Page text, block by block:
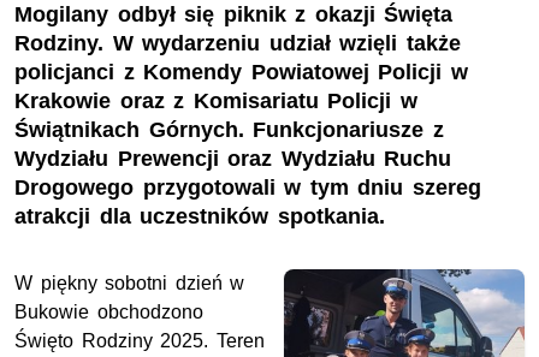
Mogilany odbył się piknik z okazji Święta
Rodziny. W wydarzeniu udział wzięli także
policjanci z Komendy Powiatowej Policji w
Krakowie oraz z Komisariatu Policji w
Świątnikach Górnych. Funkcjonariusze z
Wydziału Prewencji oraz Wydziału Ruchu
Drogowego przygotowali w tym dniu szereg
atrakcji dla uczestników spotkania.
W piękny sobotni dzień w
Bukowie obchodzono
Święto Rodziny 2025. Teren